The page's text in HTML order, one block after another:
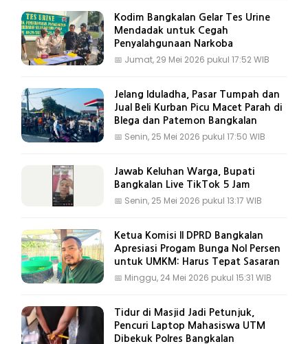
Kodim Bangkalan Gelar Tes Urine
Mendadak untuk Cegah
Penyalahgunaan Narkoba
📅 Jumat, 29 Mei 2026 pukul 17:52 WIB
Jelang Iduladha, Pasar Tumpah dan
Jual Beli Kurban Picu Macet Parah di
Blega dan Patemon Bangkalan
📅 Senin, 25 Mei 2026 pukul 17:50 WIB
Jawab Keluhan Warga, Bupati
Bangkalan Live TikTok 5 Jam
📅 Senin, 25 Mei 2026 pukul 13:17 WIB
Ketua Komisi II DPRD Bangkalan
Apresiasi Progam Bunga Nol Persen
untuk UMKM: Harus Tepat Sasaran
📅 Minggu, 24 Mei 2026 pukul 15:31 WIB
Tidur di Masjid Jadi Petunjuk,
Pencuri Laptop Mahasiswa UTM
Dibekuk Polres Bangkalan